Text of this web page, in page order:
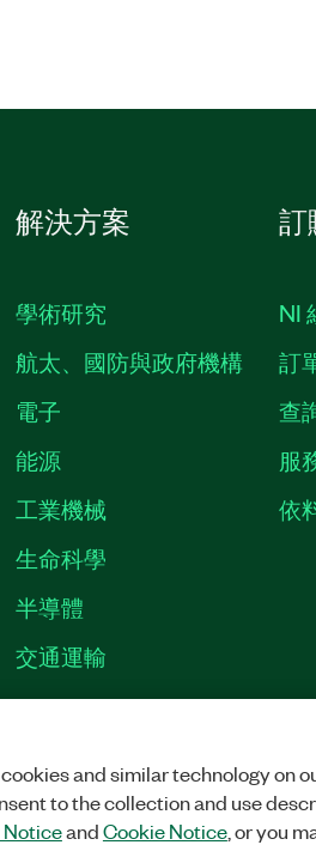
解決方案
學術研究
航太、國防與政府機構
電子
能源
工業機械
生命科學
半導體
交通運輸
訂
NI
訂
查
服
依
and similar technology on
to the collection and use
NoticeandCookie Notice, or you